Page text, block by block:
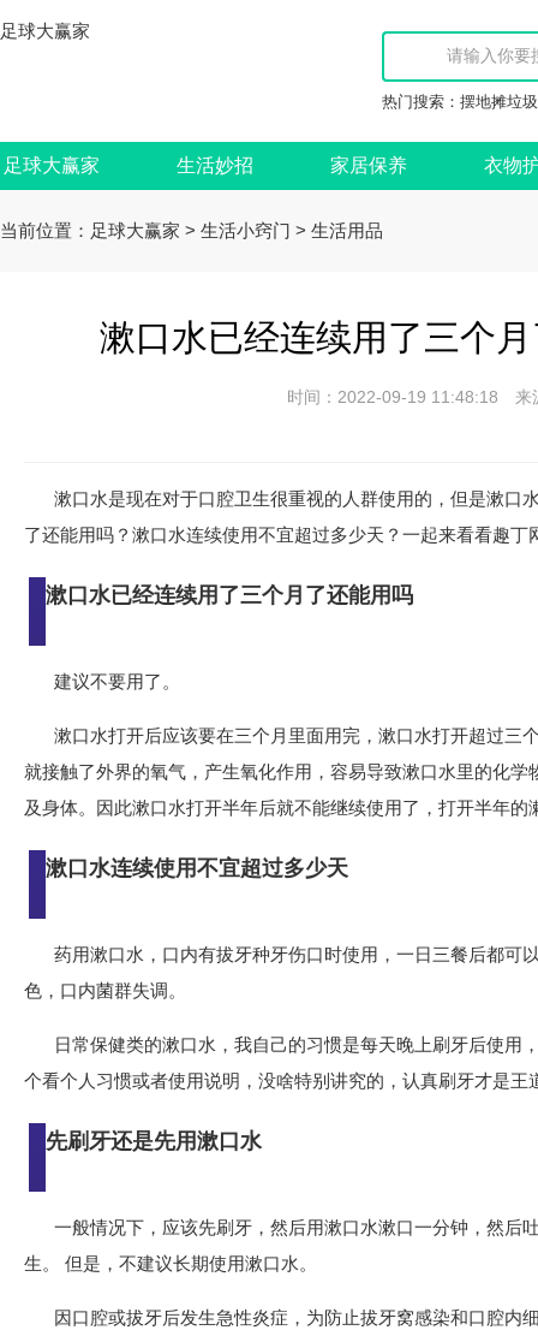
足球大赢家
热门搜索： 摆地摊垃
足球大赢家 生活妙招 家居保养 衣物
当前位置： 足球大赢家 > 生活小窍门 > 生活用品
漱口水已经连续用了三个
时间：2022-09-19 11:48:18
漱口水是现在对于口腔卫生很重视的人群使用的，但是漱口
了还能用吗？漱口水连续使用不宜超过多少天？一起来看看趣丁
漱口水已经连续用了三个月了还能用吗
建议不要用了。
漱口水打开后应该要在三个月里面用完，漱口水打开超过三
就接触了外界的氧气，产生氧化作用，容易导致漱口水里的化
及身体。因此漱口水打开半年后就不能继续使用了，打开半年
漱口水连续使用不宜超过多少天
药用漱口水，口内有拔牙种牙伤口时使用，一日三餐后都可
色，口内菌群失调。
日常保健类的漱口水，我自己的习惯是每天晚上刷牙后使
个看个人习惯或者使用说明，没啥特别讲究的，认真刷牙才是
先刷牙还是先用漱口水
一般情况下，应该先刷牙，然后用漱口水漱口一分钟，然后
生。 但是，不建议长期使用漱口水。
因口腔或拔牙后发生急性炎症，为防止拔牙窝感染和口腔内